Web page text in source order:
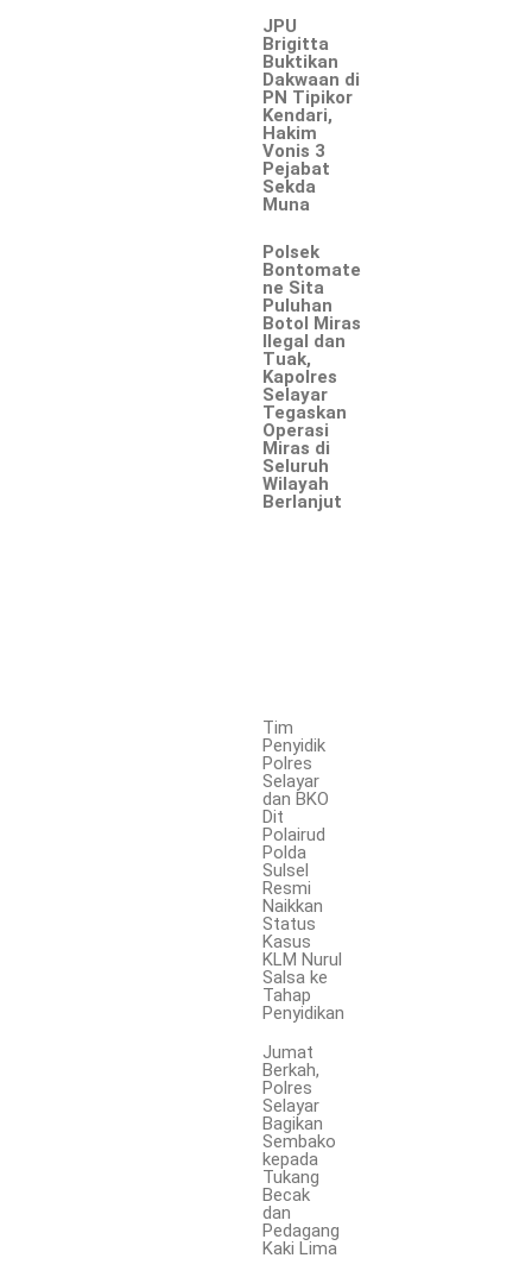
JPU
Brigitta
Buktikan
Dakwaan di
PN Tipikor
Kendari,
Hakim
Vonis 3
Pejabat
Sekda
Muna
Polsek
Bontomate
ne Sita
Puluhan
Botol Miras
Ilegal dan
Tuak,
Kapolres
Selayar
Tegaskan
Operasi
Miras di
Seluruh
Wilayah
Berlanjut
Tim
Penyidik
Polres
Selayar
dan BKO
Dit
Polairud
Polda
Sulsel
Resmi
Naikkan
Status
Kasus
KLM Nurul
Salsa ke
Tahap
Penyidikan
Jumat
Berkah,
Polres
Selayar
Bagikan
Sembako
kepada
Tukang
Becak
dan
Pedagang
Kaki Lima